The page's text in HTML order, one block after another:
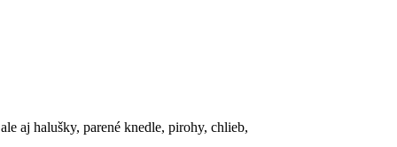
aj halušky, parené knedle, pirohy, chlieb,